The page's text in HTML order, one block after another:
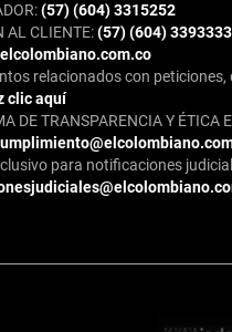
(57) (604) 3315252
AL CLIENTE:(57) (604) 3393333
relacionados con peticiones,
clic aquí
DE TRANSPARENCIA Y ÉTICA
para notificaciones